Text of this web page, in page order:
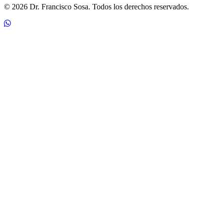
© 2026 Dr. Francisco Sosa. Todos los derechos reservados.